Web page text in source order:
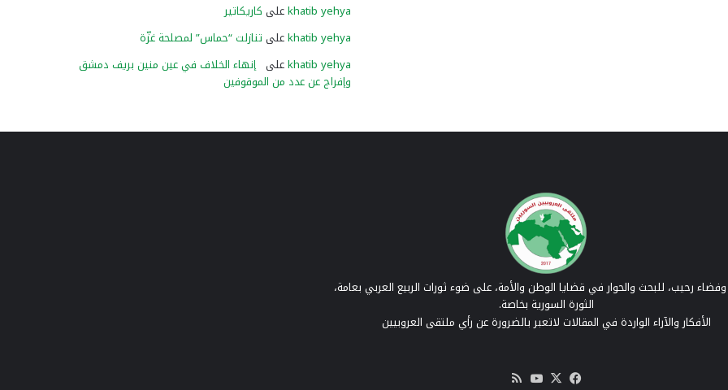
khatib yehyaعلى كاريكاتير
khatib yehyaعلى تنازلت “حماس” لمصلحة غزّة
khatib yehyaعلى إنهاء الخلاف في عين منين بريف دمشق
وإفراج عن عدد من الموقوفين
رحيب، للبحث والحوار في قضايا الوطن والأمة، على ضوء ثورات الربيع العربي بعامة،
الثورة السورية بخاصة.
الأفكار والآراء الواردة في المقالات لاتعبر بالضرورة عن رأي ملتقى العروبيين
فيسبوك
‫X
‫YouTube